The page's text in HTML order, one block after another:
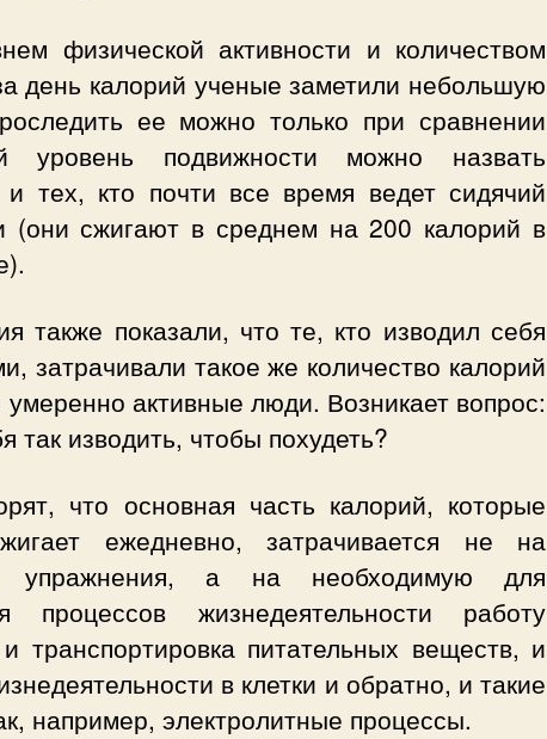
физической активности и количеством
день калорий ученые заметили небольшую
ее можно только при сравнении
уровень подвижности можно назвать
тех, кто почти все время ведет сидячий
(они сжигают в среднем на 200 калорий в
также показали, что те, кто изводил себя
затрачивали такое же количество калорий
умеренно активные люди. Возникает вопрос:
так изводить, чтобы похудеть?
что основная часть калорий, которые
ежедневно, затрачивается не на
упражнения, а на необходимую для
процессов жизнедеятельности работу
транспортировка питательных веществ, и
в клетки и обратно, и такие
например, электролитные процессы.